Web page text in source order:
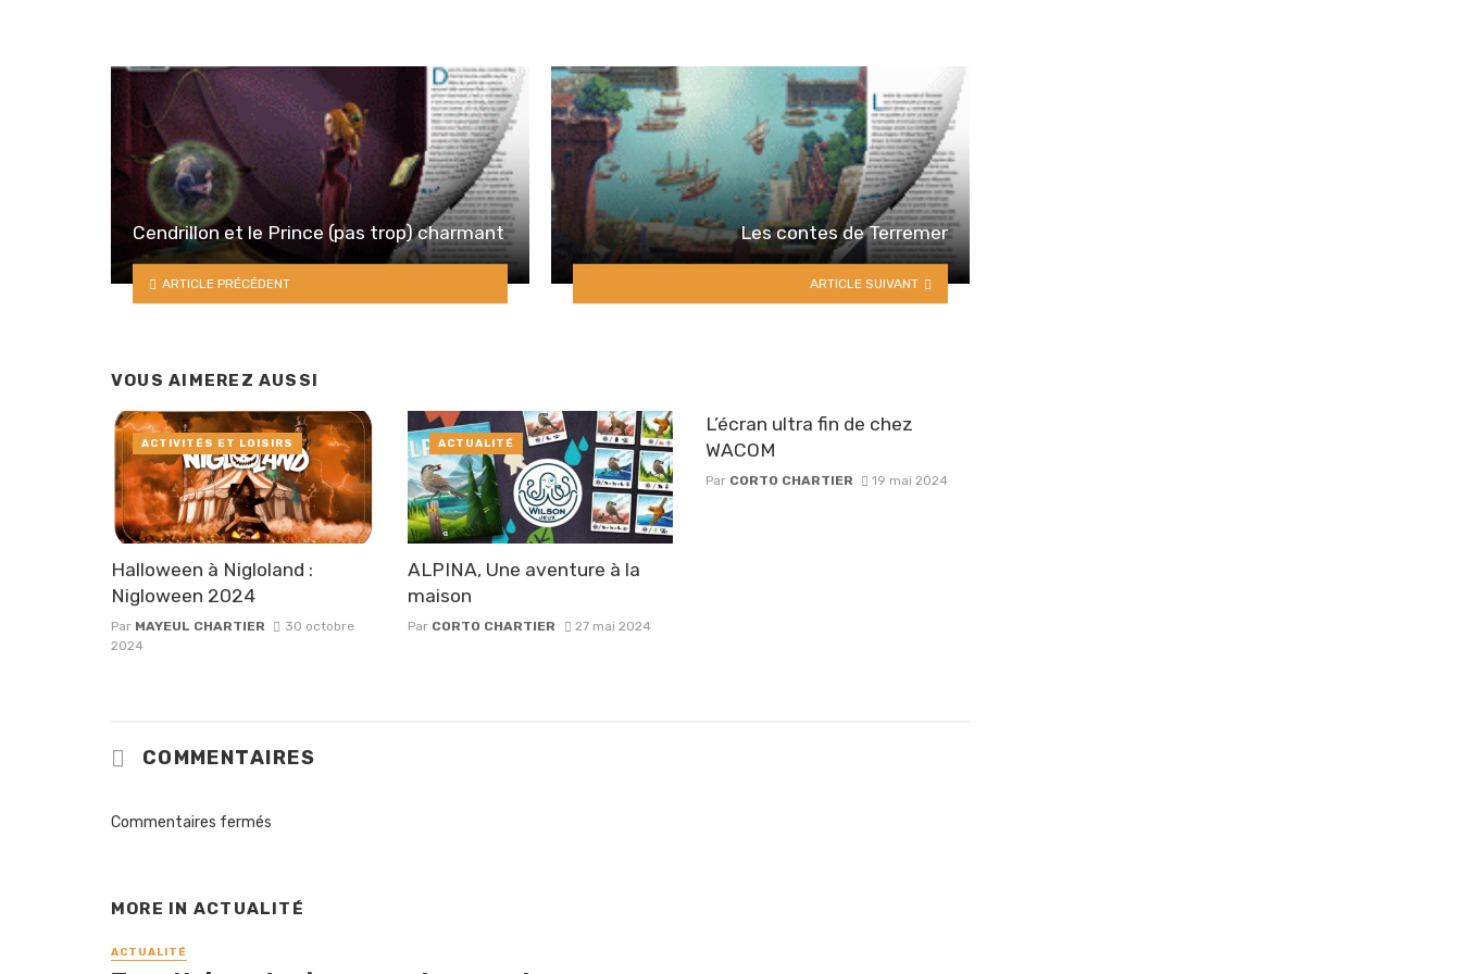
Cendrillon et le Prince (pas trop) charmant
ARTICLE PRÉCÉDENT
Les contes de Terremer
ARTICLE SUIVANT
VOUS AIMEREZ AUSSI
Halloween à Nigloland :
Nigloween 2024
Par MAYEUL CHARTIER
30 octobre
2024
ACTIVITÉS ET LOISIRS
ALPINA, Une aventure à la
maison
Par CORTO CHARTIER 27 mai 2024
ACTUALITÉ
L’écran ultra fin de chez
WACOM
Par CORTO CHARTIER 19 mai 2024
COMMENTAIRES
Commentaires fermés
MORE IN ACTUALITÉ
ACTUALITÉ